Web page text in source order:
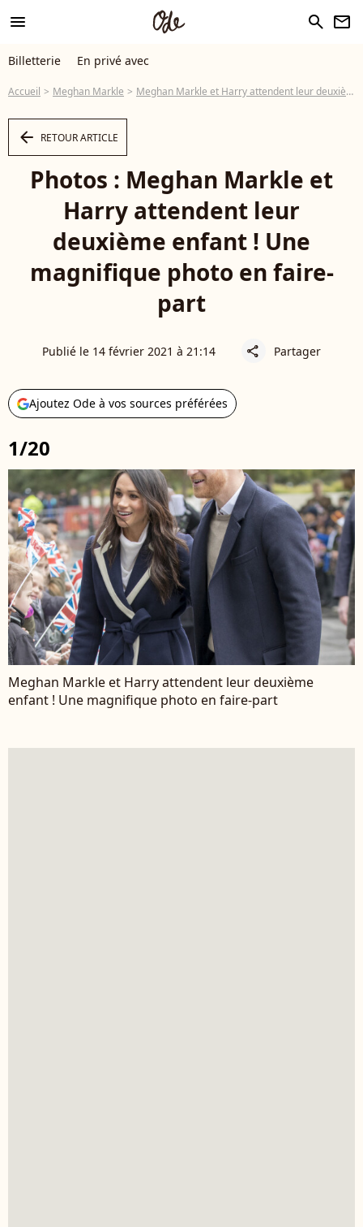
menu search newsletter
Billetterie En privé avec
Accueil Meghan Markle Meghan Markle et Harry attendent leur deuxième enfant ! Une magnifique photo en faire-part
arrow_left RETOUR ARTICLE
Photos : Meghan Markle et
Harry attendent leur
deuxième enfant ! Une
magnifique photo en faire-
part
Publié le 14 février 2021 à 21:14 share Partager
Ajoutez Ode à vos sources préférées
1/20
Meghan Markle et Harry attendent leur deuxième
enfant ! Une magnifique photo en faire-part